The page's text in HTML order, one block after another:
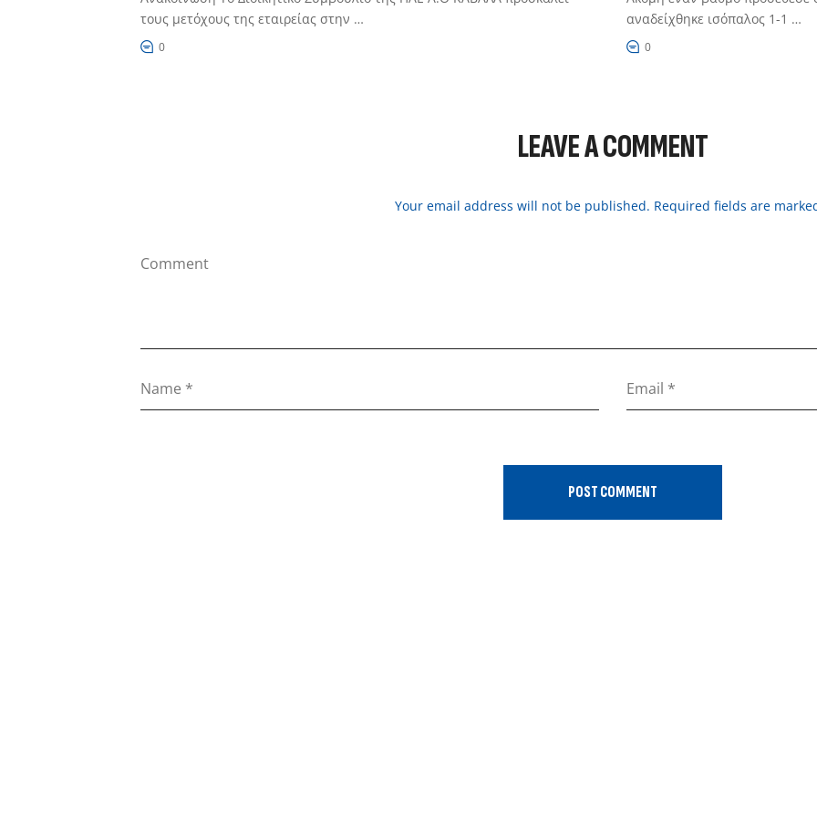
τους μετόχους της εταιρείας στην …
0
αναδείχθηκε ισόπαλος 1-1 …
0
LEAVE A COMMENT
Your email address will not be published. Required fields are